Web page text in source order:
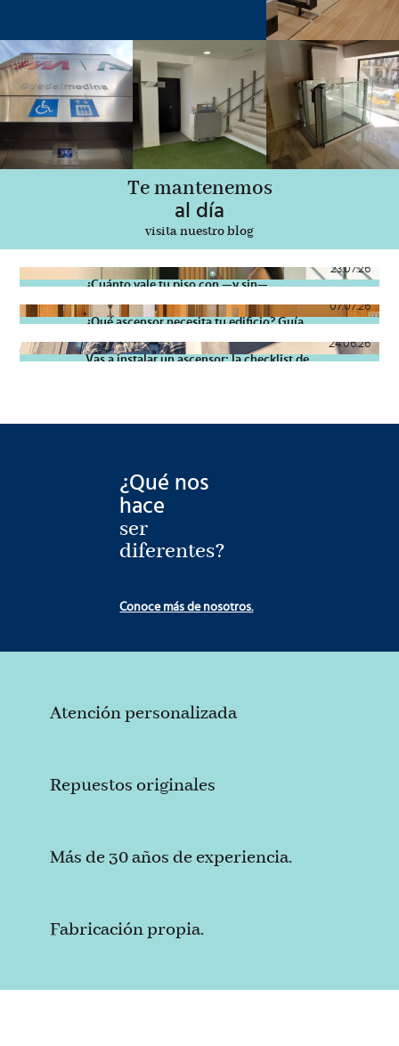
Te mantenemos
al día
visita nuestro blog
¿Cuánto vale tu piso con —y sin—
la tasación inmobiliaria
23.07.26
¿Qué ascensor necesita tu edificio? Guía
de más
07.07.26
Vas a instalar un ascensor: la checklist de
24.06.26
¿Qué nos
hace
ser
diferentes?
Conoce más de nosotros.
Atención personalizada
Repuestos originales
Más de 30 años de experiencia.
Fabricación propia.